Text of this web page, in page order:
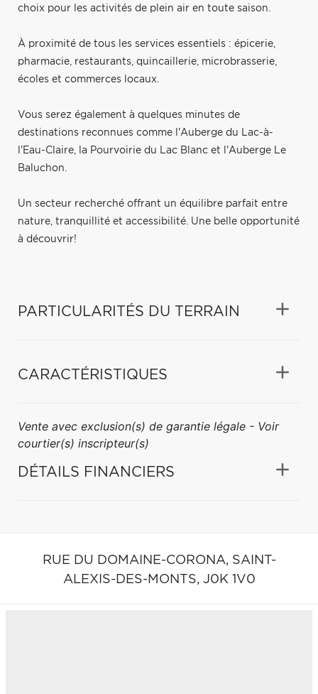
choix pour les activités de plein air en toute saison.
À proximité de tous les services essentiels : épicerie,
pharmacie, restaurants, quincaillerie, microbrasserie,
écoles et commerces locaux.
Vous serez également à quelques minutes de
destinations reconnues comme l'Auberge du Lac-à-
l'Eau-Claire, la Pourvoirie du Lac Blanc et l'Auberge Le
Baluchon.
Un secteur recherché offrant un équilibre parfait entre
nature, tranquillité et accessibilité. Une belle opportunité
à découvrir!
PARTICULARITÉS DU TERRAIN
CARACTÉRISTIQUES
Vente avec exclusion(s) de garantie légale - Voir
courtier(s) inscripteur(s)
DÉTAILS FINANCIERS
RUE DU DOMAINE-CORONA, SAINT-
ALEXIS-DES-MONTS, J0K 1V0